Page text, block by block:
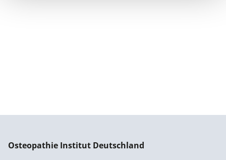
Osteopathie Institut Deutschland